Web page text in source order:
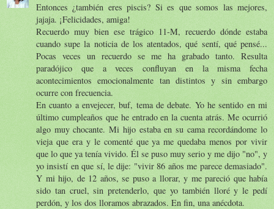
Entonces ¿también eres piscis? Si es que somos las mejores,
jajaja. ¡Felicidades, amiga!
Recuerdo muy bien ese trágico 11-M, recuerdo dónde estaba
cuando supe la noticia de los atentados, qué sentí, qué pensé...
Pocas veces un recuerdo se me ha grabado tanto. Resulta
paradójico que a veces confluyan en la misma fecha
acontecimientos emocionalmente tan distintos y sin embargo
ocurre con frecuencia.
En cuanto a envejecer, buf, tema de debate. Yo he sentido en mi
último cumpleaños que he entrado en la cuenta atrás. Me ocurrió
algo muy chocante. Mi hijo estaba en su cama recordándome lo
vieja que era y le comenté que ya me quedaba menos por vivir
que lo que ya tenía vivido. Él se puso muy serio y me dijo "no", y
yo insistí en que sí, le dije: "vivir 86 años me parece demasiado".
Y mi hijo, de 12 años, se puso a llorar, y me pareció que había
sido tan cruel, sin pretenderlo, que yo también lloré y le pedí
perdón, y los dos lloramos abrazados. En fin, una anécdota.